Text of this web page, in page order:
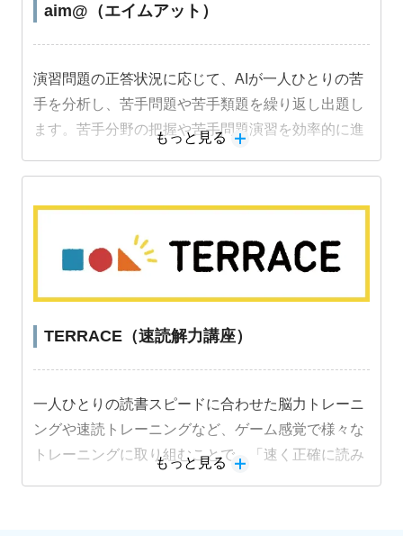
aim@（エイムアット）
演習問題の正答状況に応じて、AIが一人ひとりの苦
手を分析し、苦手問題や苦手類題を繰り返し出題し
ます。苦手分野の把握や苦手問題演習を効率的に進
もっと見る
TERRACE（速読解力講座）
一人ひとりの読書スピードに合わせた脳力トレーニ
ングや速読トレーニングなど、ゲーム感覚で様々な
トレーニングに取り組むことで、「速く正確に読み
もっと見る